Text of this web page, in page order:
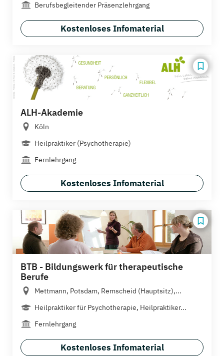
Berufsbegleitender Präsenzlehrgang
Kostenloses Infomaterial
ALH-Akademie
Köln
Heilpraktiker (Psychotherapie)
Fernlehrgang
Kostenloses Infomaterial
BTB - Bildungswerk für therapeutische
Berufe
Mettmann, Potsdam, Remscheid (Hauptsitz),...
Heilpraktiker für Psychotherapie, Heilpraktiker...
Fernlehrgang
Kostenloses Infomaterial